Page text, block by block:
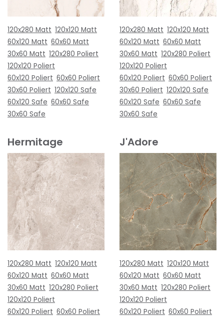
120x280 Matt 120x120 Matt
60x120 Matt 60x60 Matt
30x60 Matt 120x280 Poliert
120x120 Poliert
60x120 Poliert 60x60 Poliert
30x60 Poliert 120x120 Safe
60x120 Safe 60x60 Safe
30x60 Safe
120x280 Matt 120x120 Matt
60x120 Matt 60x60 Matt
30x60 Matt 120x280 Poliert
120x120 Poliert
60x120 Poliert 60x60 Poliert
30x60 Poliert 120x120 Safe
60x120 Safe 60x60 Safe
30x60 Safe
Hermitage
120x280 Matt 120x120 Matt
60x120 Matt 60x60 Matt
30x60 Matt 120x280 Poliert
120x120 Poliert
60x120 Poliert 60x60 Poliert
J'Adore
120x280 Matt 120x120 Matt
60x120 Matt 60x60 Matt
30x60 Matt 120x280 Poliert
120x120 Poliert
60x120 Poliert 60x60 Poliert